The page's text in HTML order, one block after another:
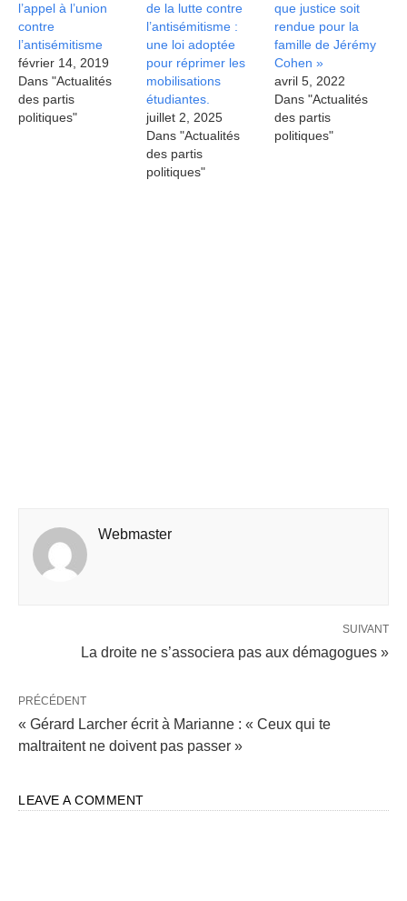
l’appel à l’union
contre
l’antisémitisme
février 14, 2019
Dans "Actualités
des partis
politiques"
de la lutte contre
l’antisémitisme :
une loi adoptée
pour réprimer les
mobilisations
étudiantes.
juillet 2, 2025
Dans "Actualités
des partis
politiques"
que justice soit
rendue pour la
famille de Jérémy
Cohen »
avril 5, 2022
Dans "Actualités
des partis
politiques"
Webmaster
SUIVANT
La droite ne s’associera pas aux démagogues »
PRÉCÉDENT
« Gérard Larcher écrit à Marianne : « Ceux qui te
maltraitent ne doivent pas passer »
LEAVE A COMMENT